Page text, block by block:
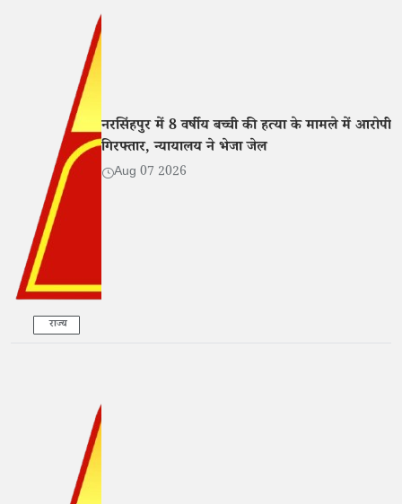
राज्य
नरसिंहपुर में 8 वर्षीय बच्ची की हत्या के मामले में आरोपी
गिरफ्तार, न्यायालय ने भेजा जेल
Aug 07 2026